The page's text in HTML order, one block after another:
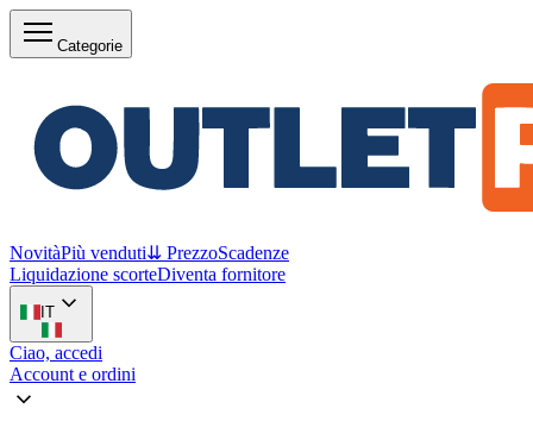
Categorie
NovitàPiù venduti⇊ PrezzoScadenze
Liquidazione scorteDiventa fornitore
IT
Ciao, accedi
Account e ordini